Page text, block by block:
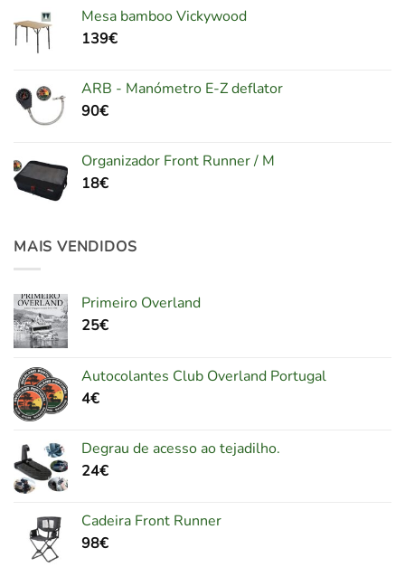
Mesa bamboo Vickywood
139€
ARB - Manómetro E-Z deflator
90€
Organizador Front Runner / M
18€
MAIS VENDIDOS
Primeiro Overland
25€
Autocolantes Club Overland Portugal
4€
Degrau de acesso ao tejadilho.
24€
Cadeira Front Runner
98€